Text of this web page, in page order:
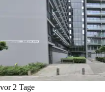
vor 2 Tage